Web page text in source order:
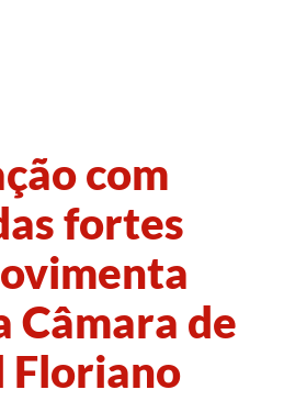
com
fortes
Câmara de
Floriano